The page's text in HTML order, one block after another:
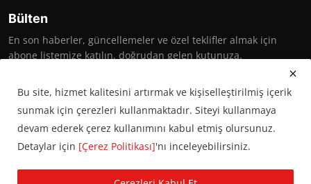
Bülten
En son haberler, güncellemeler ve özel teklifler almak için
abone listemize katılın, doğrudan gelen kutunuza.
Abone Ol
Bu site, hizmet kalitesini artırmak ve kişiselleştirilmiş içerik
sunmak için çerezleri kullanmaktadır. Siteyi kullanmaya
devam ederek çerez kullanımını kabul etmiş olursunuz.
Detaylar için [Çerez Politikası]'nı inceleyebilirsiniz.